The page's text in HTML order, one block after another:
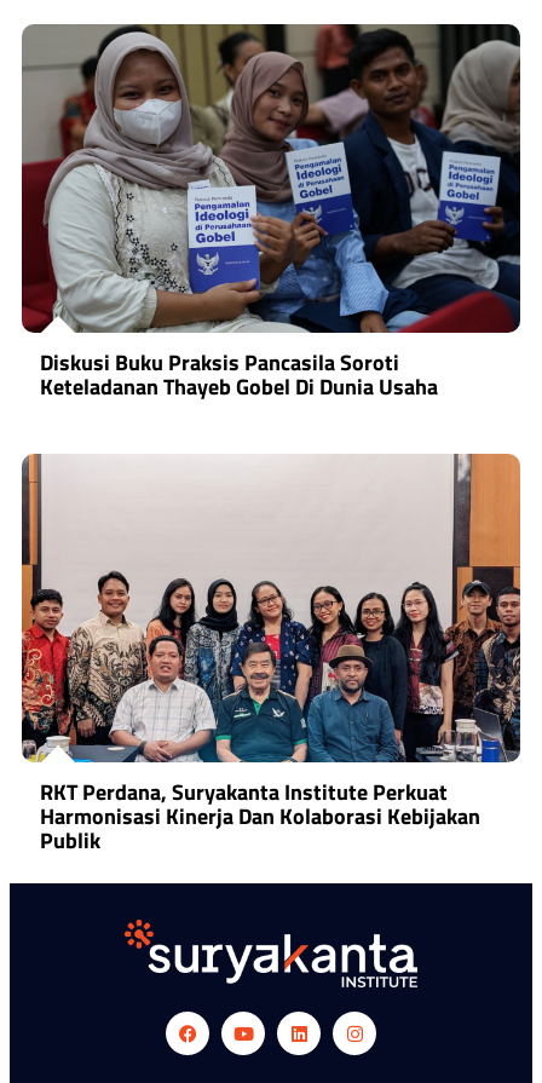
Diskusi Buku Praksis Pancasila Soroti
Keteladanan Thayeb Gobel Di Dunia Usaha
RKT Perdana, Suryakanta Institute Perkuat
Harmonisasi Kinerja Dan Kolaborasi Kebijakan
Publik